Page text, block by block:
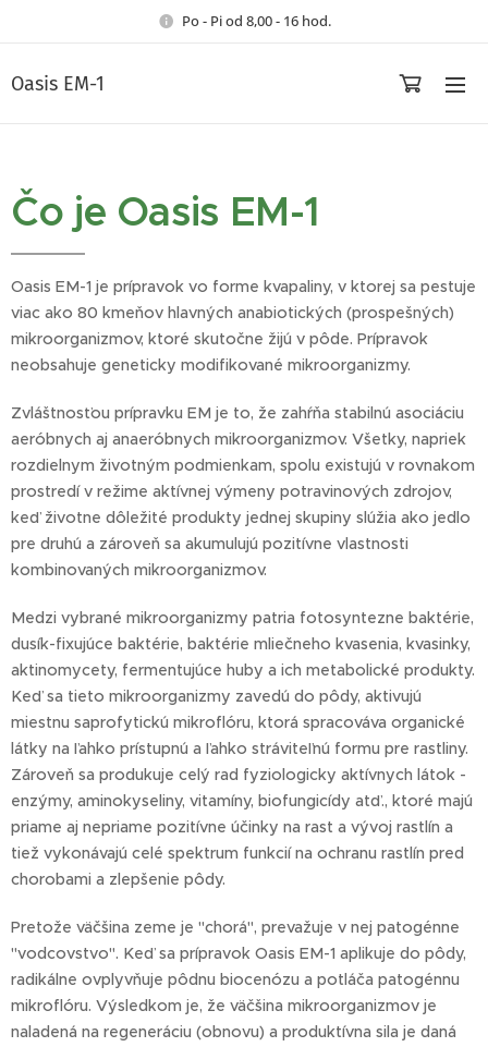
Po - Pi od 8,00 - 16 hod.
Oasis EM-1
Čo je Oasis EM-1
Oasis EM-1 je prípravok vo forme kvapaliny, v ktorej sa pestuje
viac ako 80 kmeňov hlavných anabiotických (prospešných)
mikroorganizmov, ktoré skutočne žijú v pôde. Prípravok
neobsahuje geneticky modifikované mikroorganizmy.
Zvláštnosťou prípravku EM je to, že zahŕňa stabilnú asociáciu
aeróbnych aj anaeróbnych mikroorganizmov. Všetky, napriek
rozdielnym životným podmienkam, spolu existujú v rovnakom
prostredí v režime aktívnej výmeny potravinových zdrojov,
keď životne dôležité produkty jednej skupiny slúžia ako jedlo
pre druhú a zároveň sa akumulujú pozitívne vlastnosti
kombinovaných mikroorganizmov.
Medzi vybrané mikroorganizmy patria fotosyntezne baktérie,
dusík-fixujúce baktérie, baktérie mliečneho kvasenia, kvasinky,
aktinomycety, fermentujúce huby a ich metabolické produkty.
Keď sa tieto mikroorganizmy zavedú do pôdy, aktivujú
miestnu saprofytickú mikroflóru, ktorá spracováva organické
látky na ľahko prístupnú a ľahko stráviteľnú formu pre rastliny.
Zároveň sa produkuje celý rad fyziologicky aktívnych látok -
enzýmy, aminokyseliny, vitamíny, biofungicídy atď., ktoré majú
priame aj nepriame pozitívne účinky na rast a vývoj rastlín a
tiež vykonávajú celé spektrum funkcií na ochranu rastlín pred
chorobami a zlepšenie pôdy.
Pretože väčšina zeme je "chorá", prevažuje v nej patogénne
"vodcovstvo". Keď sa prípravok Oasis EM-1 aplikuje do pôdy,
radikálne ovplyvňuje pôdnu biocenózu a potláča patogénnu
mikroflóru. Výsledkom je, že väčšina mikroorganizmov je
naladená na regeneráciu (obnovu) a produktívna sila je daná